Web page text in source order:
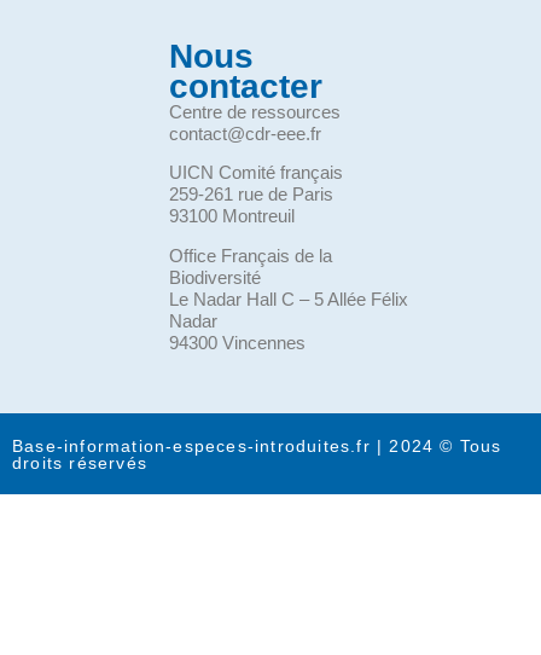
Nous
contacter
Centre de ressources
contact@cdr-eee.fr
UICN Comité français
259-261 rue de Paris
93100 Montreuil
Office Français de la
Biodiversité
Le Nadar Hall C – 5 Allée Félix
Nadar
94300 Vincennes
Base-information-especes-introduites.fr | 2024 © Tous
droits réservés